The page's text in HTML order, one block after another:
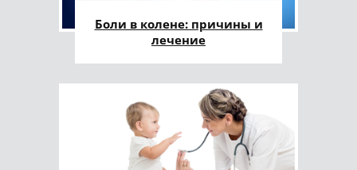
Боли в колене: причины и
лечение